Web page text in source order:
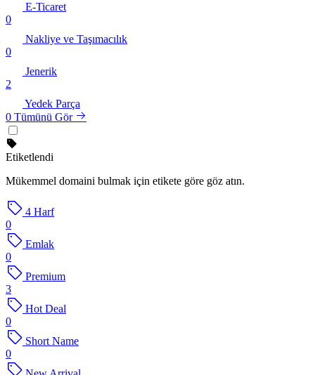
E-Ticaret
0
Nakliye ve Taşımacılık
0
Jenerik
2
Yedek Parça
0 Tümünü Gör
Etiketlendi
Mükemmel domaini bulmak için etikete göre göz atın.
4 Harf
0
Emlak
0
Premium
3
Hot Deal
0
Short Name
0